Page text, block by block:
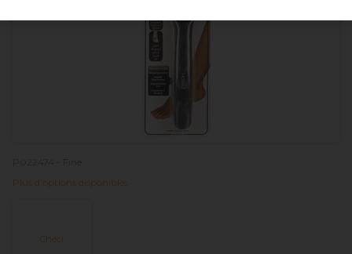
Plus d'options disponibles
Checi